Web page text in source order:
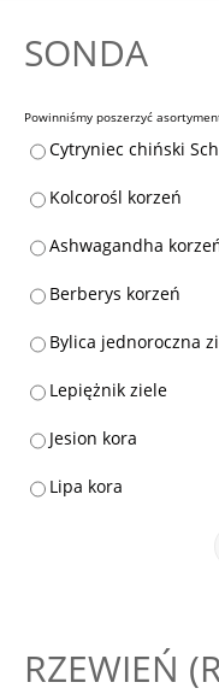
SONDA
Powinniśmy poszerzyć
Cytryniec chiński
Kolcorośl korzeń
Ashwagandha
Berberys korzeń
Bylica jednoroczna
Lepiężnik ziele
Jesion kora
Lipa kora
RZEWIEŃ